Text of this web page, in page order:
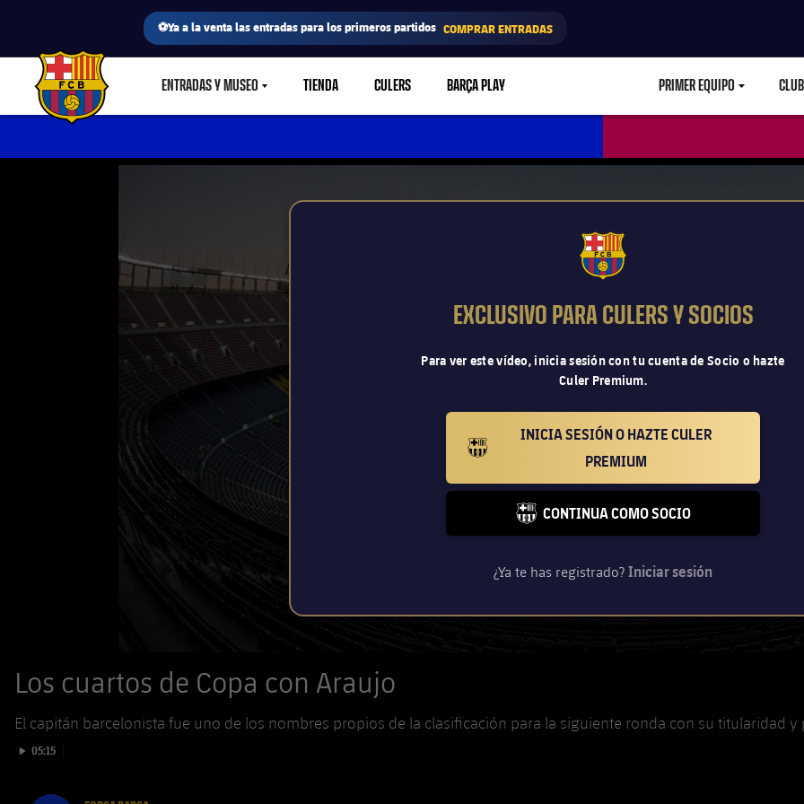
⚽Ya a la venta las entradas para los primeros partidos COMPRAR ENTRADAS
FC Barcelona club badge ENTRADAS Y MUSEOLABEL.SHARE.CARETDOWN
TIENDA CULERS BARÇA PLAY PRIMER EQUIPO CLUB
FCB Barcelona badge
EXCLUSIVO PARA CULERS Y SOCIOS
Para ver este vídeo, inicia sesión con tu cuenta de Socio o hazte
Culer Premium.
BARCELONA BADGE GOLD
INICIA SESIÓN O HAZTE CULER
PREMIUM
CONTINUA COMO SOCIO
¿Ya te has registrado? Iniciar sesión
Los cuartos de Copa con Araujo
El capitán barcelonista fue uno de los nombres propios de la clasificación para la siguiente ronda con su titularidad y
Iniciar vídeo
05:15